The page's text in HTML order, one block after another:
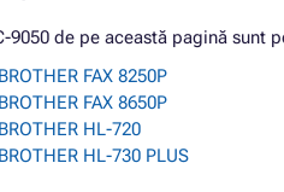
9050 de pe această pagină
BROTHER FAX 8250P
BROTHER FAX 8650P
BROTHER HL-720
BROTHER HL-730 PLUS